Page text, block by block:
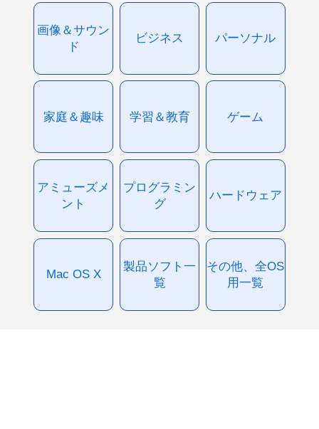
画像＆サウン
ド
ビジネス パーソナル
家庭＆趣味 学習＆教育 ゲーム
アミューズメ
ント
プログラミン
グ
ハードウェア
Mac OS X
製品ソフト一
覧
その他、全OS
用一覧